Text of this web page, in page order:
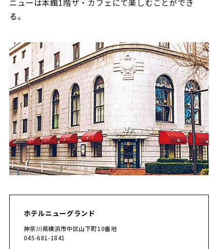
ニューは本館1階ザ・カフェにて楽しむことができ
る。
ホテルニューグランド
神奈川県横浜市中区山下町10番地
045-681-1841